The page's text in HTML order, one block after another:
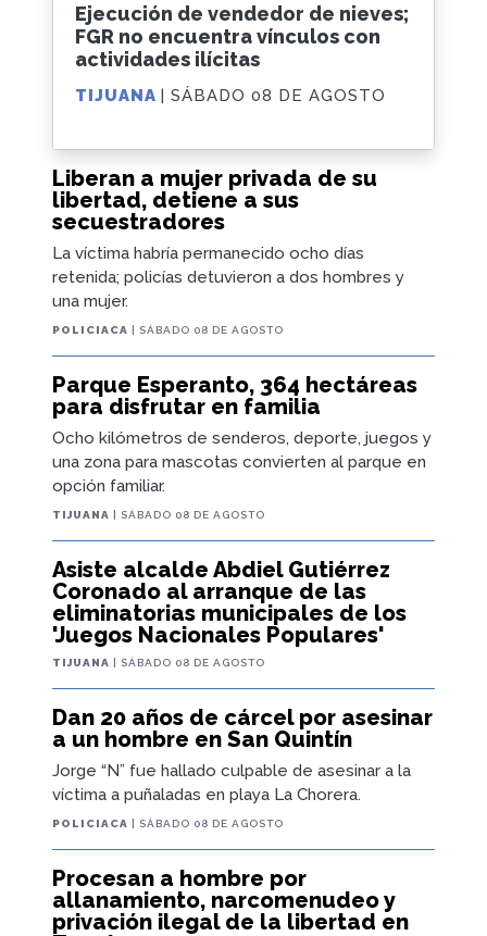
Liberan a mujer privada de su
libertad, detiene a sus
secuestradores
La víctima habría permanecido ocho días
retenida; policías detuvieron a dos hombres y
una mujer.
POLICIACA | SÁBADO 08 DE AGOSTO
Parque Esperanto, 364 hectáreas
para disfrutar en familia
Ocho kilómetros de senderos, deporte, juegos y
una zona para mascotas convierten al parque en
opción familiar.
TIJUANA | SÁBADO 08 DE AGOSTO
Asiste alcalde Abdiel Gutiérrez
Coronado al arranque de las
eliminatorias municipales de los
'Juegos Nacionales Populares'
TIJUANA | SÁBADO 08 DE AGOSTO
Dan 20 años de cárcel por asesinar
a un hombre en San Quintín
Jorge “N” fue hallado culpable de asesinar a la
víctima a puñaladas en playa La Chorera.
POLICIACA | SÁBADO 08 DE AGOSTO
Procesan a hombre por
allanamiento, narcomenudeo y
privación ilegal de la libertad en
Ejecución de vendedor de nieves;
FGR no encuentra vínculos con
actividades ilícitas
TIJUANA | SÁBADO 08 DE AGOSTO